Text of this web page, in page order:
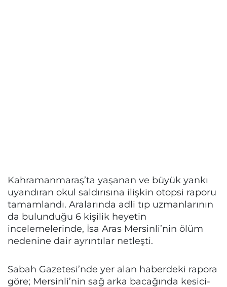
Kahramanmaraş’ta yaşanan ve büyük yankı
uyandıran okul saldırısına ilişkin otopsi raporu
tamamlandı. Aralarında adli tıp uzmanlarının
da bulunduğu 6 kişilik heyetin
incelemelerinde, İsa Aras Mersinli’nin ölüm
nedenine dair ayrıntılar netleşti.
Sabah Gazetesi’nde yer alan haberdeki rapora
göre; Mersinli’nin sağ arka bacağında kesici-